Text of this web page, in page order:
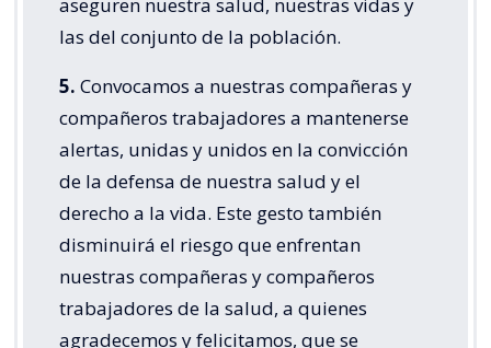
las del conjunto de la población.
5. Convocamos a nuestras compañeras y
compañeros trabajadores a mantenerse
alertas, unidas y unidos en la convicción
de la defensa de nuestra salud y el
derecho a la vida. Este gesto también
disminuirá el riesgo que enfrentan
nuestras compañeras y compañeros
trabajadores de la salud, a quienes
agradecemos y felicitamos, que se